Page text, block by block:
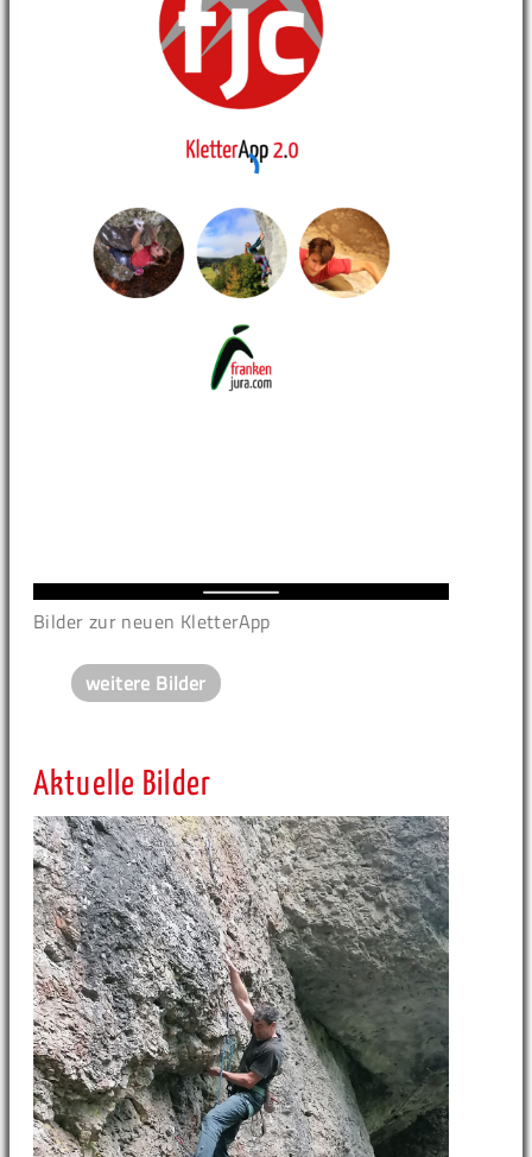
Bilder zur neuen KletterApp
weitere Bilder
Aktuelle Bilder